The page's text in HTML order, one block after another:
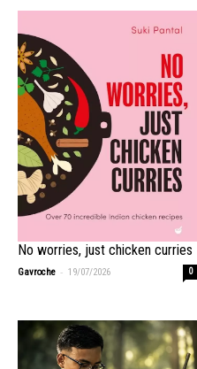
No worries, just chicken curries
Gavroche - 19/07/2026 0